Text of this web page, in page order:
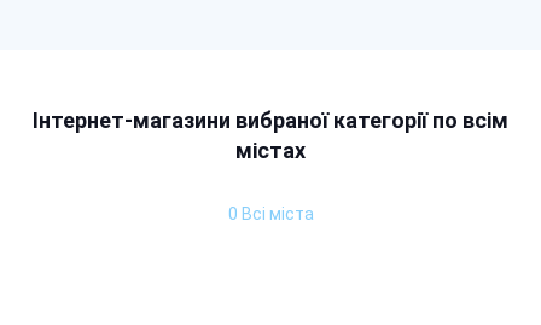
Інтернет-магазини вибраної категорії по всім
містах
0 Всі міста